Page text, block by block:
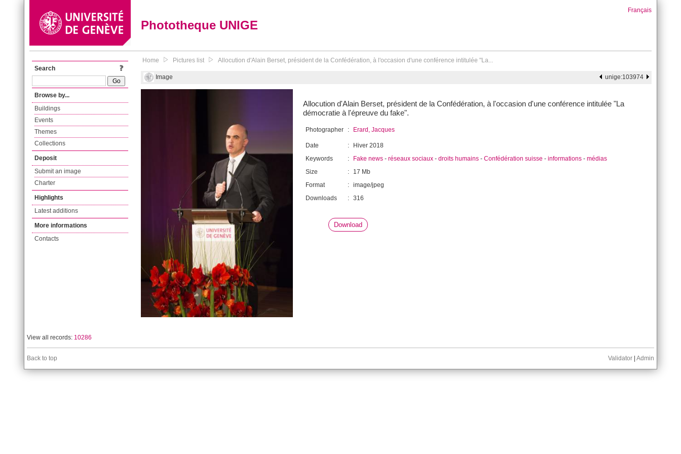
Phototheque UNIGE
Français
Search
Browse by...
Buildings
Events
Themes
Collections
Deposit
Submit an image
Charter
Highlights
Latest additions
More informations
Contacts
Home Pictures list Allocution d'Alain Berset, président de la Confédération, à l'occasion d'une conférence intitulée "La...
Image unige:103974
Allocution d'Alain Berset, président de la Confédération, à l'occasion d'une conférence intitulée "La
démocratie à l'épreuve du fake".
Photographer : Erard, Jacques
Date :
Hiver 2018
Keywords
: Fake news - réseaux sociaux - droits humains - Confédération suisse - informations - médias
Size
:
17 Mb
Format
: image/jpeg
Downloads
: 316
Download
View all records: 10286
Back to top Validator Admin